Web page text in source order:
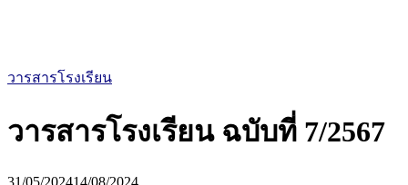
วารสารโรงเรียน
วารสารโรงเรียน ฉบับที่ 7/2567
31/05/202414/08/2024